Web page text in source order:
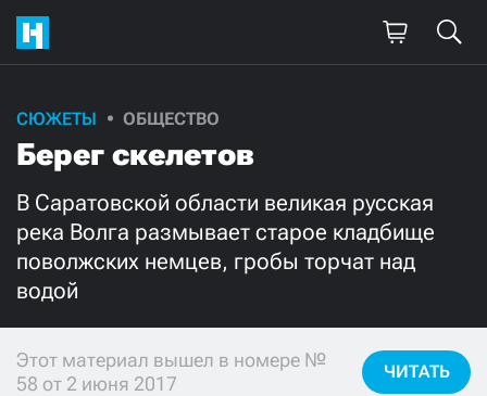
СЮЖЕТЫ ОБЩЕСТВО
Берег скелетов
В Саратовской области великая русская
река Волга размывает старое кладбище
поволжских немцев, гробы торчат над
водой
Этот материал вышел в номере №
58 от 2 июня 2017
ЧИТАТЬ
Поддержите
нашу работу!
Ежемесячно Разово
3000 1000
500 300